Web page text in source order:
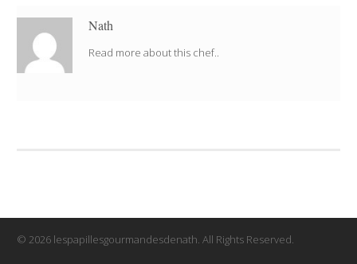
Nath
Read more about this chef..
© 2026 lespapillesgourmandesdenath. All Rights Reserved.